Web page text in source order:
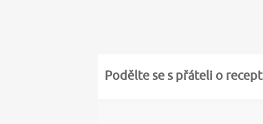
Podělte se s přáteli o recept